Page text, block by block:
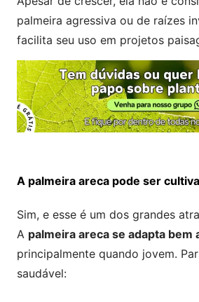
palmeira agressiva ou de raízes
facilita seu uso em projetos
A palmeira areca pode ser
Sim, e esse é um dos grandes
A palmeira areca se adapta bem
principalmente quando jovem.
saudável: